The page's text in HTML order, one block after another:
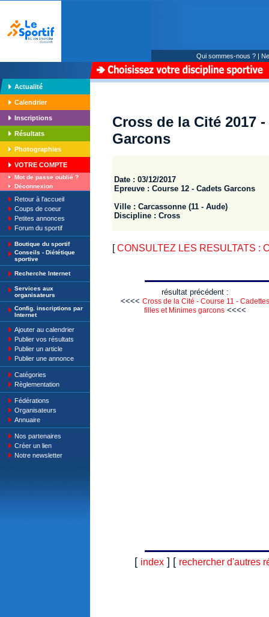
Qui sommes-nous ? |
Actualité
Calendrier
Inscriptions
Résultats
Photographies
VOTRE COMPTE
Mot de passe oublié ?
Déconnexion
Retour à l'accueil
Coups de coeur
Petites annonces
Forum du sportif
Boutique du sportif
Conseils - Diététique
sportive
Recherche Internet
Services aux
organisateurs
Config. inscriptions par
Internet
Ajouter au calendrier
Publier vos résultats
Publier un article
Publier une annonce
Catégories
Règlementation
Fédérations
Organisateurs
Annuaire
Nos partenaires
Créer un lien
Notre newsletter
Cross de la Cité 2017
Garcons
Date : 03/12/2017
Epreuve : Course 12 - Cadets Garcons
Ville : Carcassonne (11 - Aude)
Discipline : Cross
[CONSULTEZ LES RESULTATS :
résultat précédent :
<<<< Cross de la Cité - Course 11 - Cadettes
filles et Minimes garcons<<<<
[ index] [ rechercher d'autres